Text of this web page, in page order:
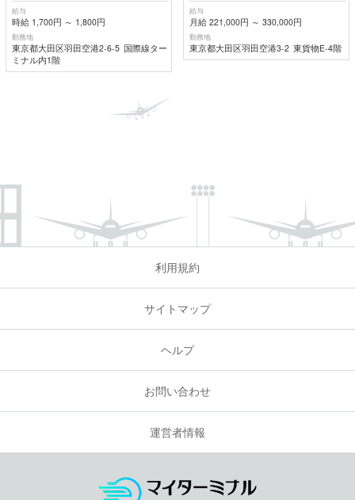
給与
時給 1,700円 ～ 1,800円
勤務地
東京都大田区羽田空港2-6-5 国際線ター
ミナル内1階
給与
月給 221,000円 ～ 330,000円
勤務地
東京都大田区羽田空港3-2 東貨物E-4階
利用規約
サイトマップ
ヘルプ
お問い合わせ
運営者情報